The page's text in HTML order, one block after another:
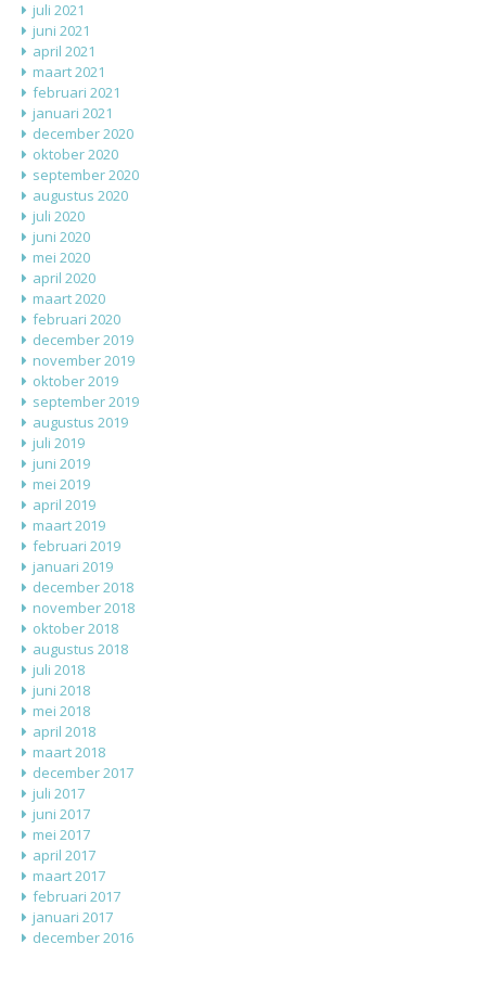
juli 2021
juni 2021
april 2021
maart 2021
februari 2021
januari 2021
december 2020
oktober 2020
september 2020
augustus 2020
juli 2020
juni 2020
mei 2020
april 2020
maart 2020
februari 2020
december 2019
november 2019
oktober 2019
september 2019
augustus 2019
juli 2019
juni 2019
mei 2019
april 2019
maart 2019
februari 2019
januari 2019
december 2018
november 2018
oktober 2018
augustus 2018
juli 2018
juni 2018
mei 2018
april 2018
maart 2018
december 2017
juli 2017
juni 2017
mei 2017
april 2017
maart 2017
februari 2017
januari 2017
december 2016